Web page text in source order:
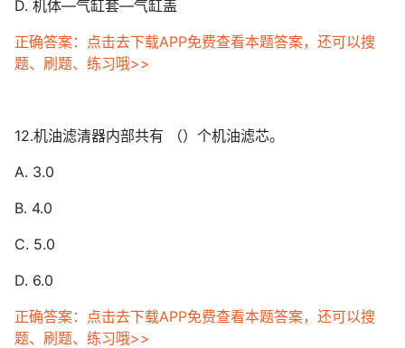
D. 机体—气缸套—气缸盖
正确答案：点击去下载APP免费查看本题答案，还可以搜
题、刷题、练习哦>>
12.机油滤清器内部共有 （）个机油滤芯。
A. 3.0
B. 4.0
C. 5.0
D. 6.0
正确答案：点击去下载APP免费查看本题答案，还可以搜
题、刷题、练习哦>>